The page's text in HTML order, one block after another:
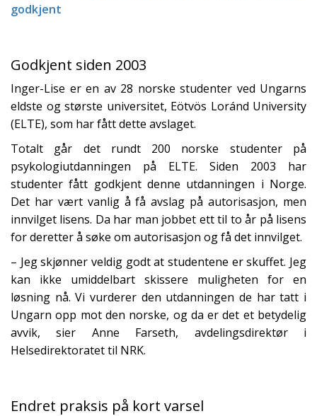
godkjent
Godkjent siden 2003
Inger-Lise er en av 28 norske studenter ved Ungarns
eldste og største universitet, Eötvös Loránd University
(ELTE), som har fått dette avslaget.
Totalt går det rundt 200 norske studenter på
psykologiutdanningen på ELTE. Siden 2003 har
studenter fått godkjent denne utdanningen i Norge.
Det har vært vanlig å få avslag på autorisasjon, men
innvilget lisens. Da har man jobbet ett til to år på lisens
for deretter å søke om autorisasjon og få det innvilget.
– Jeg skjønner veldig godt at studentene er skuffet. Jeg
kan ikke umiddelbart skissere muligheten for en
løsning nå. Vi vurderer den utdanningen de har tatt i
Ungarn opp mot den norske, og da er det et betydelig
avvik, sier Anne Farseth, avdelingsdirektør i
Helsedirektoratet til NRK.
Endret praksis på kort varsel